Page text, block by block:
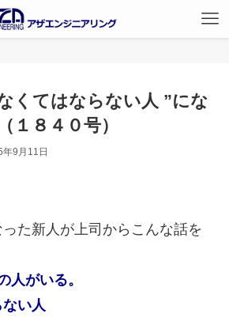
くてはならない人 ”にな
１８４０号）
9月11日
た新人が上司からこんな話を
人がいる。
ない人